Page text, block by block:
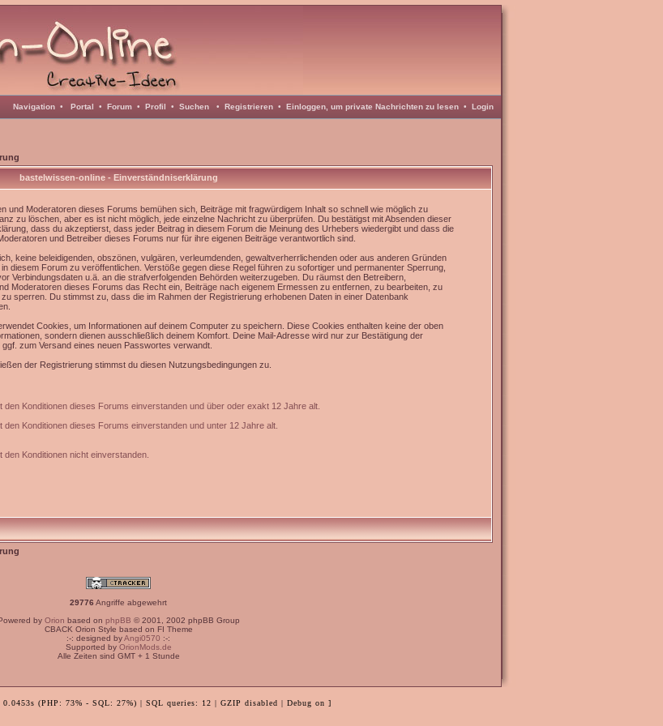
Navigation • Portal • Forum • Profil • Suchen • Registrieren • Einloggen, um private Nachrichten zu lesen • Login
bastelwissen-online - Einverständniserklärung
und Moderatoren dieses Forums bemühen sich, Beiträge mit fragwürdigem Inhalt so schnell wie möglich zu
zu löschen, aber es ist nicht möglich, jede einzelne Nachricht zu überprüfen. Du bestätigst mit Absenden dieser
dass du akzeptierst, dass jeder Beitrag in diesem Forum die Meinung des Urhebers wiedergibt und dass die
und Betreiber dieses Forums nur für ihre eigenen Beiträge verantwortlich sind.
keine beleidigenden, obszönen, vulgären, verleumdenden, gewaltverherrlichenden oder aus anderen Gründen
diesem Forum zu veröffentlichen. Verstöße gegen diese Regel führen zu sofortiger und permanenter Sperrung,
Verbindungsdaten u.ä. an die strafverfolgenden Behörden weiterzugeben. Du räumst den Betreibern,
Moderatoren dieses Forums das Recht ein, Beiträge nach eigenem Ermessen zu entfernen, zu bearbeiten, zu
sperren. Du stimmst zu, dass die im Rahmen der Registrierung erhobenen Daten in einer Datenbank
Cookies, um Informationen auf deinem Computer zu speichern. Diese Cookies enthalten keine der oben
sondern dienen ausschließlich deinem Komfort. Deine Mail-Adresse wird nur zur Bestätigung der
zum Versand eines neuen Passwortes verwandt.
der Registrierung stimmst du diesen Nutzungsbedingungen zu.
den Konditionen dieses Forums einverstanden und über oder exakt 12 Jahre alt.
den Konditionen dieses Forums einverstanden und unter 12 Jahre alt.
den Konditionen nicht einverstanden.
29776 Angriffe abgewehrt
by Orion based on phpBB © 2001, 2002 phpBB Group
CBACK Orion Style based on FI Theme
:-: designed byAngi0570 :-:
Supported by OrionMods.de
Alle Zeiten sind GMT + 1 Stunde
0.0453s (PHP: 73% - SQL: 27%) | SQL queries: 12 | GZIP disabled | Debug on ]